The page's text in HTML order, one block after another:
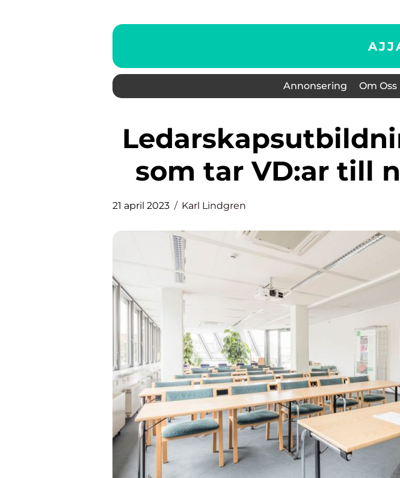
Annonsering Om Oss
Ledarskapsutbildning: Kurser
som tar VD:ar till
21 april 2023 Karl Lindgren